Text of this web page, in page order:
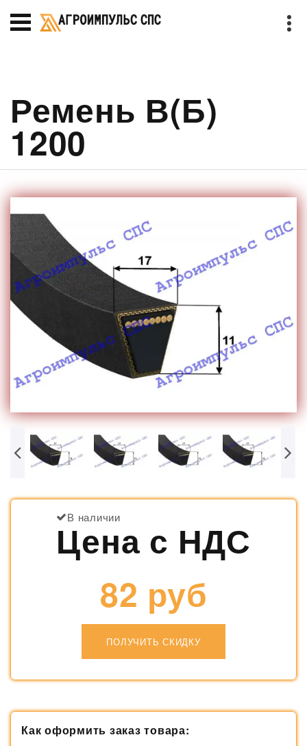
Ремень В(Б)
1200
В наличии
Цена с НДС
82 руб
ПОЛУЧИТЬ СКИДКУ
Как оформить заказ товара: